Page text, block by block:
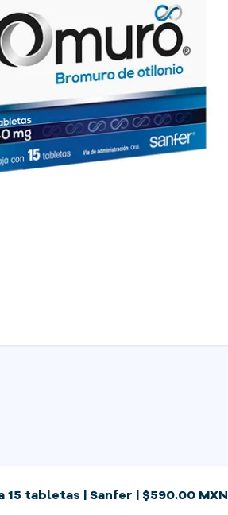
tabletas | Sanfer | $590.00 MXN